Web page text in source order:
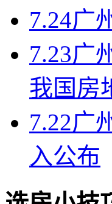
7.24广
7.23广
我国房
7.22广
入公布